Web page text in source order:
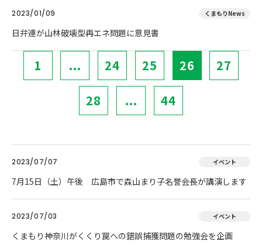
2023/01/09 くまもりNews
日弁連が山林破壊型再エネ問題に意見書
1 ... 24 25 26 27
28 ... 44
2023/07/07 イベント
7月15日（土）午後 広島市で森山まり子名誉会長が講演します
2023/07/03 イベント
くまもり神奈川がくくり罠への錯誤捕獲問題の勉強会を企画